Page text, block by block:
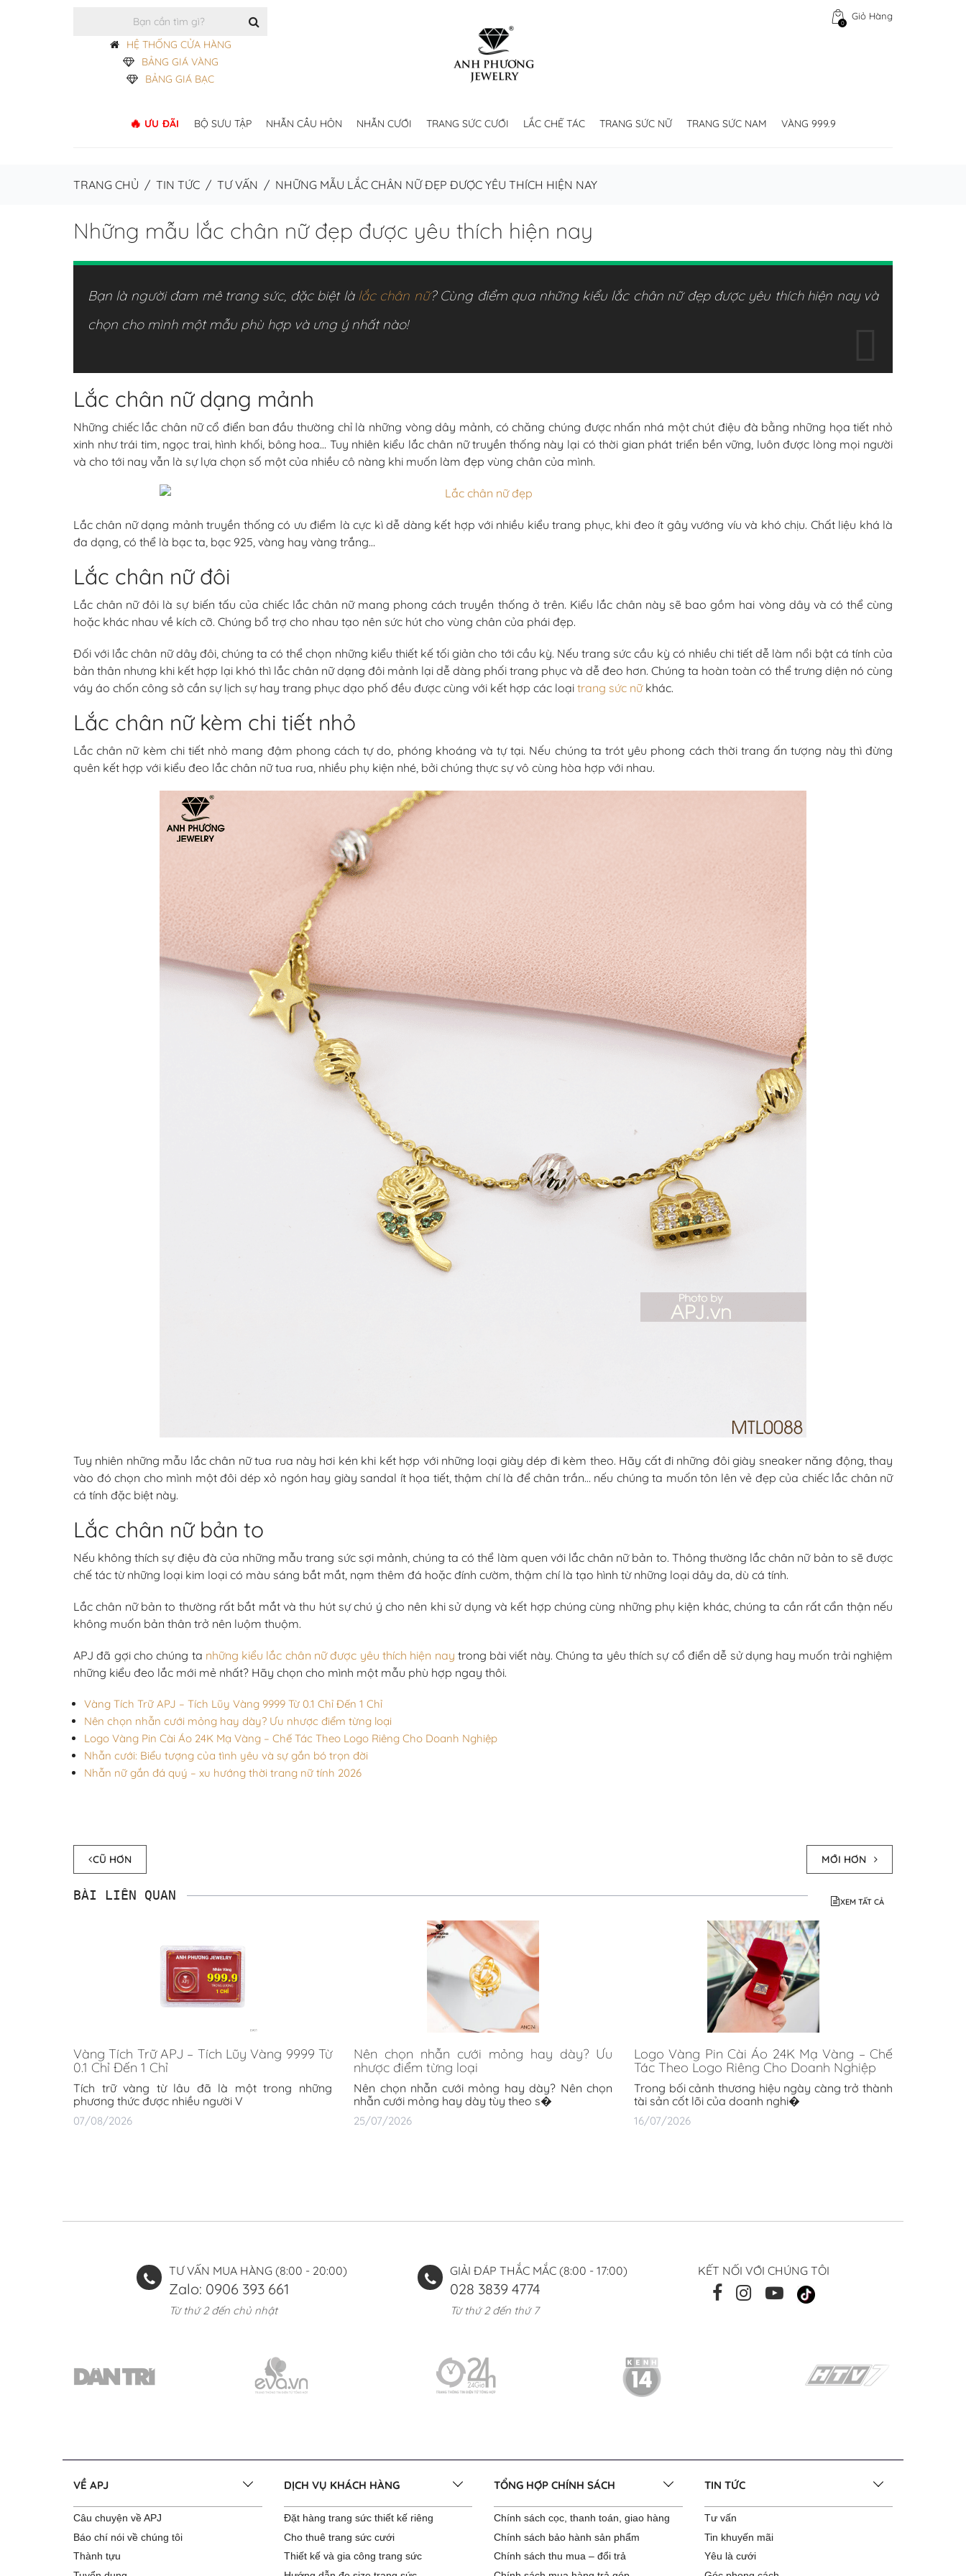
Giỏ Hàng
0
HỆ THỐNG CỬA HÀNG
BẢNG GIÁ VÀNG
BẢNG GIÁ BẠC
ƯU ĐÃI BỘ SƯU TẬP NHẪN CẦU HÔN NHẪN CƯỚI TRANG SỨC CƯỚI LẮC CHẾ TÁC TRANG SỨC NỮ TRANG SỨC NAM VÀNG 999.9
TRANG CHỦ / TIN TỨC / TƯ VẤN / NHỮNG MẪU LẮC CHÂN NỮ ĐẸP ĐƯỢC YÊU THÍCH HIỆN NAY
Những mẫu lắc chân nữ đẹp được yêu thích hiện nay
Bạn là người đam mê trang sức, đặc biệt là lắc chân nữ? Cùng điểm qua những kiểu lắc chân nữ đẹp được yêu thích hiện nay và
chọn cho mình một mẫu phù hợp và ưng ý nhất nào!
Lắc chân nữ dạng mảnh
Những chiếc lắc chân nữ cổ điển ban đầu thường chỉ là những vòng dây mảnh, có chăng chúng được nhấn nhá một chút điệu đà bằng những họa tiết nhỏ
xinh như trái tim, ngọc trai, hình khối, bông hoa… Tuy nhiên kiểu lắc chân nữ truyền thống này lại có thời gian phát triển bền vững, luôn được lòng mọi người
và cho tới nay vẫn là sự lựa chọn số một của nhiều cô nàng khi muốn làm đẹp vùng chân của mình.
Lắc chân nữ dạng mảnh truyền thống có ưu điểm là cực kì dễ dàng kết hợp với nhiều kiểu trang phục, khi đeo ít gây vướng víu và khó chịu. Chất liệu khá là
đa dạng, có thể là bạc ta, bạc 925, vàng hay vàng trắng…
Lắc chân nữ đôi
Lắc chân nữ đôi là sự biến tấu của chiếc lắc chân nữ mang phong cách truyền thống ở trên. Kiểu lắc chân này sẽ bao gồm hai vòng dây và có thể cùng
hoặc khác nhau về kích cỡ. Chúng bổ trợ cho nhau tạo nên sức hút cho vùng chân của phái đẹp.
Đối với lắc chân nữ dây đôi, chúng ta có thể chọn những kiểu thiết kế tối giản cho tới cầu kỳ. Nếu trang sức cầu kỳ có nhiều chi tiết dễ làm nổi bật cá tính của
bản thân nhưng khi kết hợp lại khó thì lắc chân nữ dạng đôi mảnh lại dễ dàng phối trang phục và dễ đeo hơn. Chúng ta hoàn toàn có thể trưng diện nó cùng
váy áo chốn công sở cần sự lịch sự hay trang phục dạo phố đều được cùng với kết hợp các loại trang sức nữkhác.
Lắc chân nữ kèm chi tiết nhỏ
Lắc chân nữ kèm chi tiết nhỏ mang đậm phong cách tự do, phóng khoáng và tự tại. Nếu chúng ta trót yêu phong cách thời trang ấn tượng này thì đừng
quên kết hợp với kiểu đeo lắc chân nữ tua rua, nhiều phụ kiện nhé, bởi chúng thực sự vô cùng hòa hợp với nhau.
Tuy nhiên những mẫu lắc chân nữ tua rua này hơi kén khi kết hợp với những loại giày dép đi kèm theo. Hãy cất đi những đôi giày sneaker năng động, thay
vào đó chọn cho mình một đôi dép xỏ ngón hay giày sandal ít họa tiết, thậm chí là để chân trần… nếu chúng ta muốn tôn lên vẻ đẹp của chiếc lắc chân nữ
cá tính đặc biệt này.
Lắc chân nữ bản to
Nếu không thích sự điệu đà của những mẫu trang sức sợi mảnh, chúng ta có thể làm quen với lắc chân nữ bản to. Thông thường lắc chân nữ bản to sẽ được
chế tác từ những loại kim loại có màu sáng bắt mắt, nạm thêm đá hoặc đính cườm, thậm chí là tạo hình từ những loại dây da, dù cá tính.
Lắc chân nữ bản to thường rất bắt mắt và thu hút sự chú ý cho nên khi sử dụng và kết hợp chúng cùng những phụ kiện khác, chúng ta cần rất cẩn thận nếu
không muốn bản thân trở nên luộm thuộm.
APJ đã gợi cho chúng ta những kiểu lắc chân nữ được yêu thích hiện nay trong bài viết này. Chúng ta yêu thích sự cổ điển dễ sử dụng hay muốn trải nghiệm
những kiểu đeo lắc mới mẻ nhất? Hãy chọn cho mình một mẫu phù hợp ngay thôi.
Vàng Tích Trữ APJ – Tích Lũy Vàng 9999 Từ 0.1 Chỉ Đến 1 Chỉ
Nên chọn nhẫn cưới mỏng hay dày? Ưu nhược điểm từng loại
Logo Vàng Pin Cài Áo 24K Mạ Vàng – Chế Tác Theo Logo Riêng Cho Doanh Nghiệp
Nhẫn cưới: Biểu tượng của tình yêu và sự gắn bó trọn đời
Nhẫn nữ gắn đá quý – xu hướng thời trang nữ tính 2026
CŨ HƠN MỚI HƠN
XEM TẤT CẢ
BÀI LIÊN QUAN
Vàng Tích Trữ APJ – Tích Lũy Vàng 9999 Từ
0.1 Chỉ Đến 1 Chỉ
Tích trữ vàng từ lâu đã là một trong những
phương thức được nhiều người V
07/08/2026
Nên chọn nhẫn cưới mỏng hay dày? Ưu
nhược điểm từng loại
Nên chọn nhẫn cưới mỏng hay dày? Nên chọn
nhẫn cưới mỏng hay dày tùy theo s�
25/07/2026
Logo Vàng Pin Cài Áo 24K Mạ Vàng – Chế
Tác Theo Logo Riêng Cho Doanh Nghiệp
Trong bối cảnh thương hiệu ngày càng trở thành
tài sản cốt lõi của doanh nghi�
16/07/2026
TƯ VẤN MUA HÀNG (8:00 - 20:00)
Zalo: 0906 393 661
Từ thứ 2 đến chủ nhật
GIẢI ĐÁP THẮC MẮC (8:00 - 17:00)
028 3839 4774
Từ thứ 2 đến thứ 7
KẾT NỐI VỚI CHÚNG TÔI
VỀ APJ
Câu chuyện về APJ
Báo chí nói về chúng tôi
Thành tựu
DỊCH VỤ KHÁCH HÀNG
Đặt hàng trang sức thiết kế riêng
Cho thuê trang sức cưới
Thiết kế và gia công trang sức
TỔNG HỢP CHÍNH SÁCH
Chính sách cọc, thanh toán, giao hàng
Chính sách bảo hành sản phẩm
Chính sách thu mua – đổi trả
TIN TỨC
Tư vấn
Tin khuyến mãi
Yêu là cưới